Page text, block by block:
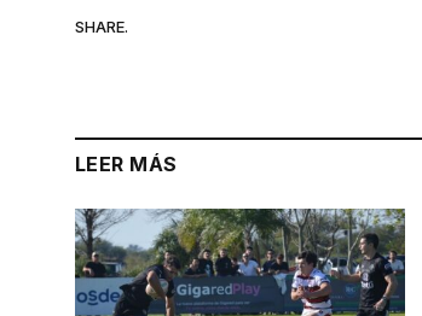
SHARE.
LEER MÁS